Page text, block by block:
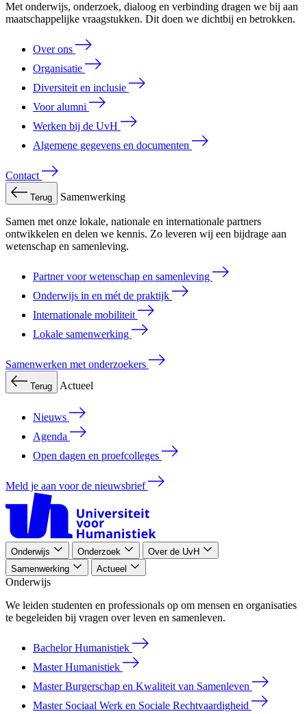
Met onderwijs, onderzoek, dialoog en verbinding dragen we bij aan
maatschappelijke vraagstukken. Dit doen we dichtbij en betrokken.
Over ons
Organisatie
Diversiteit en inclusie
Voor alumni
Werken bij de UvH
Algemene gegevens en documenten
Contact
Terug Samenwerking
Samen met onze lokale, nationale en internationale partners
ontwikkelen en delen we kennis. Zo leveren wij een bijdrage aan
wetenschap en samenleving.
Partner voor wetenschap en samenleving
Onderwijs in en mét de praktijk
Internationale mobiliteit
Lokale samenwerking
Samenwerken met onderzoekers
Terug Actueel
Nieuws
Agenda
Open dagen en proefcolleges
Meld je aan voor de nieuwsbrief
Onderwijs Onderzoek
Over de UvH
Samenwerking
Actueel
Onderwijs
We leiden studenten en professionals op om mensen en organisaties
te begeleiden bij vragen over leven en samenleven.
Bachelor Humanistiek
Master Humanistiek
Master Burgerschap en Kwaliteit van Samenleven
Master Sociaal Werk en Sociale Rechtvaardigheid